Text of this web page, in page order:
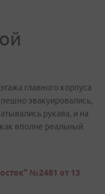
главного корпуса
эвакуировались,
рукава, и на
вполне реальный
№2481 от 13